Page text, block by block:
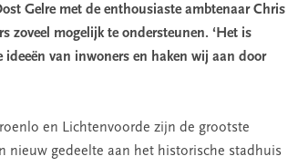
Gelre met de enthousiaste ambtenaar Chris
zoveel mogelijk te ondersteunen. ‘Het is
van inwoners en haken wij aan door
en Lichtenvoorde zijn de grootste
nieuw gedeelte aan het historische stadhuis
SEGMENT